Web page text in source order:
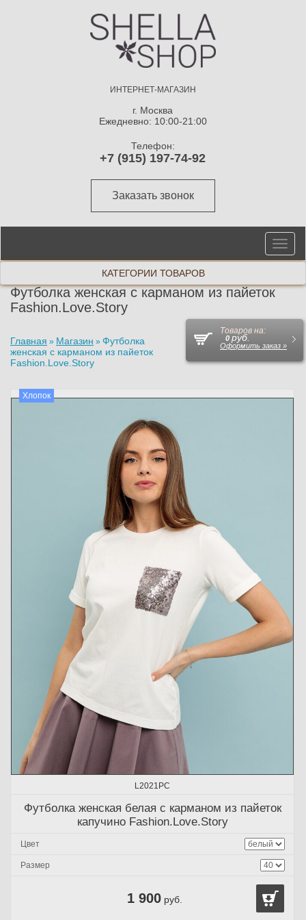
ИНТЕРНЕТ-МАГАЗИН
г. Москва
Ежедневно: 10:00-21:00
Телефон:
+7 (915) 197-74-92
Заказать звонок
КАТЕГОРИИ ТОВАРОВ
Товаров на:
0 руб.
Оформить заказ »
Футболка женская с карманом из пайеток
Fashion.Love.Story
Главная » Магазин » Футболка
женская с карманом из пайеток
Fashion.Love.Story
Хлопок
L2021PC
Футболка женская белая с карманом из пайеток
капучино Fashion.Love.Story
Цвет
Размер
1 900 руб.